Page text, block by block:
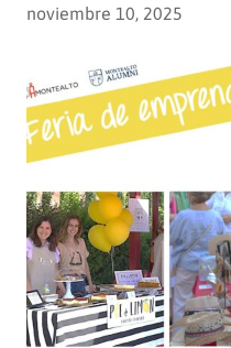
noviembre 10, 2025